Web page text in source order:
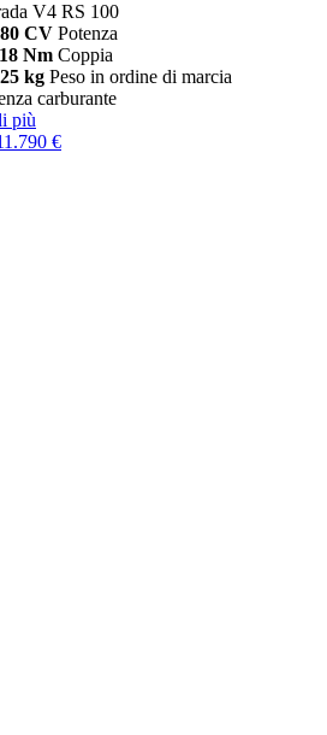
V4 RS 100
CV Potenza
Nm Coppia
kg Peso in ordine di marcia
carburante
più
€